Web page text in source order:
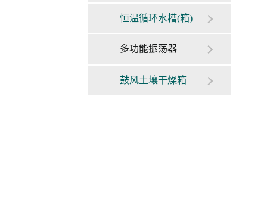
恒温循环水槽(箱)
多功能振荡器
鼓风土壤干燥箱